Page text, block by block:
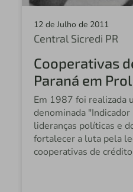
Sicredi
Sicredi Vale
Central
Sicredi
Sicredi
Sicredi
12 de Julho de 2011
Central Sicredi PR
Cooperativas
Paraná em
Em 1987 foi realizada
denominada
lideranças políticas e
fortalecer a luta pela
cooperativas de